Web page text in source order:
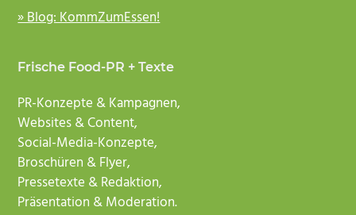
» Blog: KommZumEssen!
Frische Food-PR + Texte
PR-Konzepte & Kampagnen,
Websites & Content,
Social-Media-Konzepte,
Broschüren & Flyer,
Pressetexte & Redaktion,
Präsentation & Moderation.